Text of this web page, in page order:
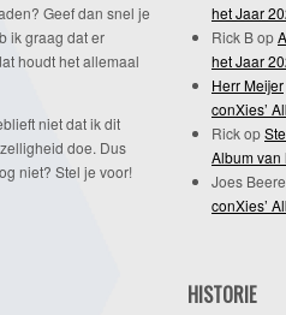
Geef dan snel je
ik graag dat er
houdt het allemaal
niet dat ik dit
doe. Dus
niet? Stel je voor!
het Jaar
Rick Bop
het Jaar
Herr Meijer
conXies’
Rickop
Album van
Joes
conXies’
HISTORIE